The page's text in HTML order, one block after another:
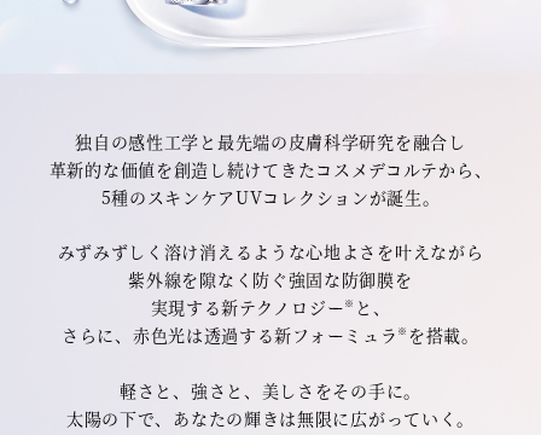
独自の感性工学と最先端の皮膚科学研究を融合し
革新的な価値を創造し続けてきたコスメデコルテから、
5種のスキンケアUVコレクションが誕生。
みずみずしく溶け消えるような心地よさを叶えながら
紫外線を隙なく防ぐ強固な防御膜を
実現する新テクノロジー※ と、
さらに、赤色光は透過する新フォーミュラ ※ を搭載。
軽さと、強さと、美しさをその手に。
太陽の下で、あなたの輝きは無限に広がっていく。